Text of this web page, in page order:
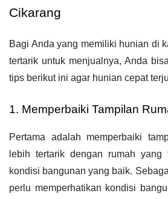
Cikarang
Bagi Anda yang memiliki hunian di
tertarik untuk menjualnya, Anda
tips berikut ini agar hunian cepat
1. Memperbaiki Tampilan
Pertama adalah memperbaiki
lebih tertarik dengan rumah yang
kondisi bangunan yang baik.
perlu memperhatikan kondisi